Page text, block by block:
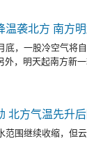
温袭北方 南方
底，一股冷空气将
，明天起南方新一
北方气温先升
范围继续收缩，但